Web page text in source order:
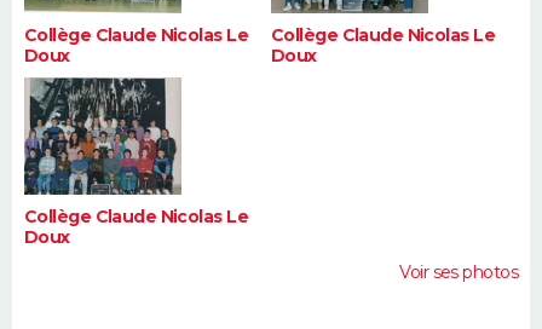
Collège Claude Nicolas Le
Doux
Collège Claude Nicolas Le
Doux
Collège Claude Nicolas Le
Doux
Voir ses photos